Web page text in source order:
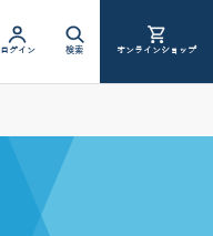
ログイン 検索 オンラインショップ